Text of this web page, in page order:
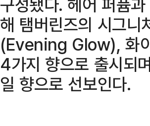
해 탬버린즈의 시그
(Evening Glow), 화
4가지 향으로 출시되
일 향으로 선보인다.